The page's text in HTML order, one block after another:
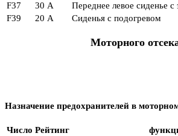
F37
30 А
Переднее левое сиденье с
F39
20 А Сиденья с подогревом
Моторного
Назначение предохранителей в
Число Рейтинг